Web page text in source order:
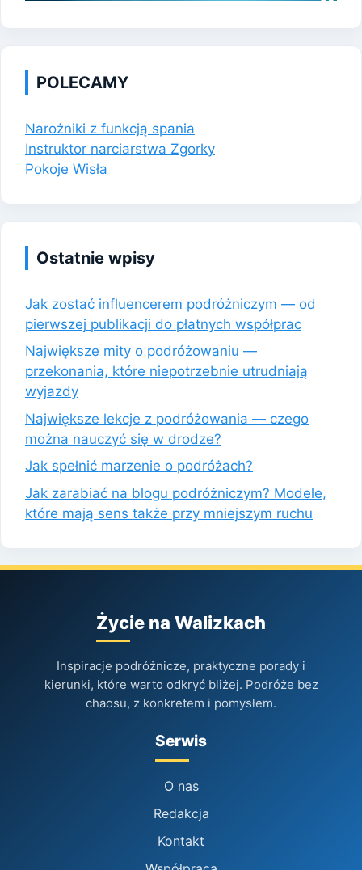
POLECAMY
Narożniki z funkcją spania
Instruktor narciarstwa Zgorky
Pokoje Wisła
Ostatnie wpisy
Jak zostać influencerem podróżniczym — od
pierwszej publikacji do płatnych współprac
Największe mity o podróżowaniu —
przekonania, które niepotrzebnie utrudniają
wyjazdy
Największe lekcje z podróżowania — czego
można nauczyć się w drodze?
Jak spełnić marzenie o podróżach?
Jak zarabiać na blogu podróżniczym? Modele,
które mają sens także przy mniejszym ruchu
Życie na Walizkach
Inspiracje podróżnicze, praktyczne porady i
kierunki, które warto odkryć bliżej. Podróże bez
chaosu, z konkretem i pomysłem.
Serwis
O nas
Redakcja
Kontakt